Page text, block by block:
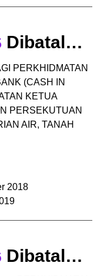
Dibatalkan
PERKHIDMATAN
(CASH IN
KETUA
PERSEKUTUAN
AIR, TANAH
2018
Dibatalkan